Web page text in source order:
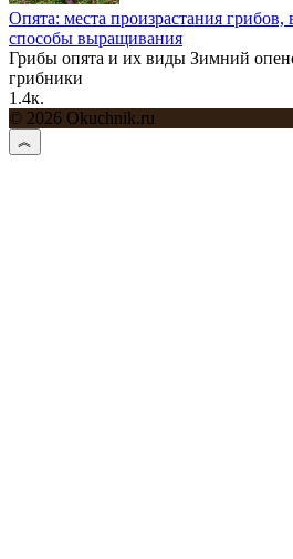
Опята: места произрастания
способы выращивания
Грибы опята и их виды Зимний
грибники
1.4к.
© 2026 Okuchnik.ru